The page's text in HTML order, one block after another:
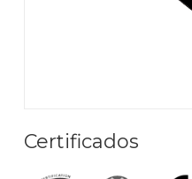
Certificados